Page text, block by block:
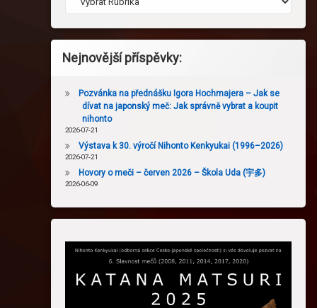
Nejnovější příspěvky:
Pozvánka na přednášku Igora Hochmajera – Jak se
dívat na japonský meč: Jak správně vybrat a koupit
nihonto
2026-07-21
Výstava k 30. výročí Nihonto Kenkyukai (1996–2026)
2026-07-21
Hovory o meči – červen 2026 – Škola Uda (宇多)
2026-06-09